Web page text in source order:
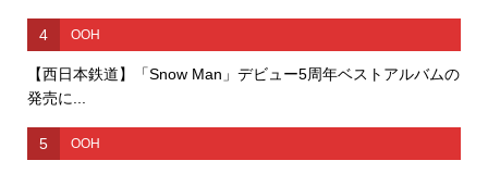
4 OOH
【西日本鉄道】「Snow Man」デビュー5周年ベストアルバムの
発売に...
5 OOH